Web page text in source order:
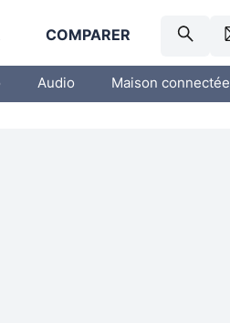
COMPARER
Audio Maison connectée